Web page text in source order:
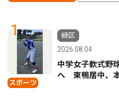
1
スポーツ
緑区
2026.08.04
中学女子軟式野
へ 東鴨居中、